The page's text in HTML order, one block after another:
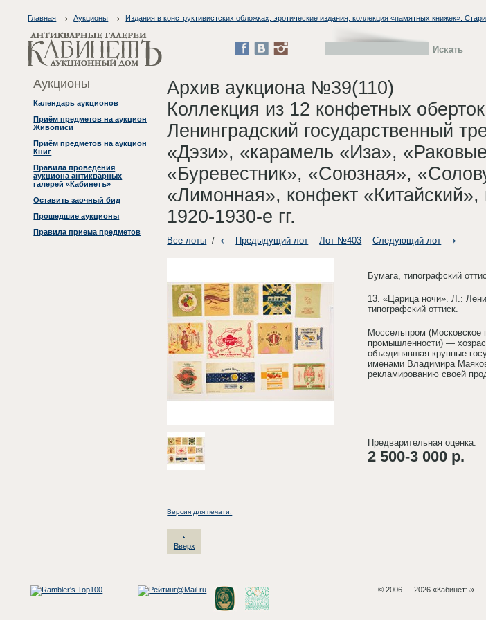
Главная Аукционы Издания в конструктивистских обложках, эротические издания, коллекция «памятных книжек».
Аукционы
Календарь аукционов
Приём предметов на аукцион
Живописи
Приём предметов на аукцион
Книг
Правила проведения
аукциона антикварных
галерей «Кабинетъ»
Оставить заочный бид
Прошедшие аукционы
Правила приема предметов
Архив аукциона №39(110)
Коллекция из 12 конфетных
Ленинградский государственный
«Дэзи», «карамель «Иза»,
«Буревестник», «Союзная»,
«Лимонная», конфект
1920-1930-е гг.
Все лоты / Предыдущий лот Лот №403 Следующий лот
Бумага, типографский
13. «Царица ночи». Л.:
типографский оттиск.
Моссельпром (Московское
промышленности) —
объединявшая крупные
именами Владимира
рекламированию своей
Предварительная оценка:
2 500-3 000 р.
Версия для печати.
Вверх
© 2006 — 2026 «Кабинетъ»